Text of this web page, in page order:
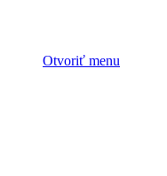
Otvoriť menu